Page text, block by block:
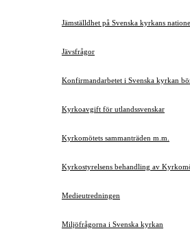
Jämställdhet på Svenska kyrkans
Jävsfrågor
Konfirmandarbetet i Svenska kyrkan
Kyrkoavgift för utlandssvenskar
Kyrkomötets sammanträden m.m.
Kyrkostyrelsens behandling av
Medieutredningen
Miljöfrågorna i Svenska kyrkan